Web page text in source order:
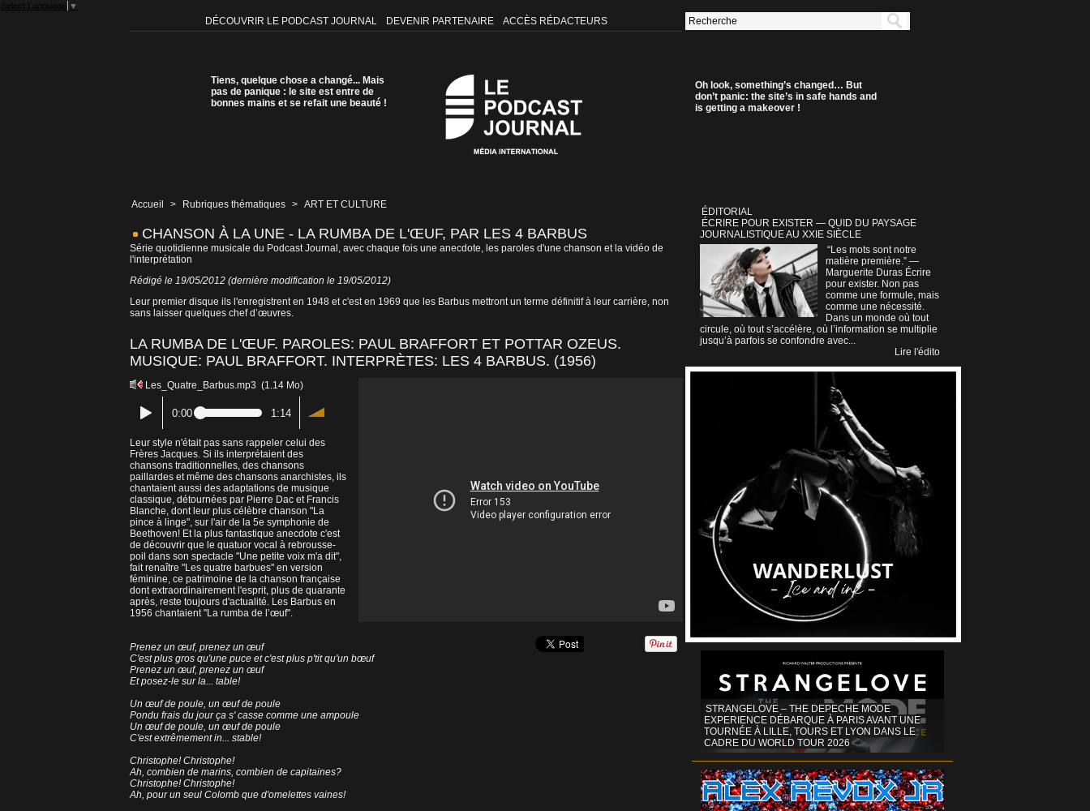
Select Language ▼
DÉCOUVRIR LE PODCAST JOURNAL DEVENIR PARTENAIRE ACCÈS RÉDACTEURS
Tiens, quelque chose a changé... Mais
pas de panique : le site est entre de
bonnes mains et se refait une beauté !
Oh look, something’s changed… But
don’t panic: the site’s in safe hands and
is getting a makeover !
Accueil > Rubriques thématiques > ART ET CULTURE
CHANSON À LA UNE - LA RUMBA DE L'ŒUF, PAR LES 4 BARBUS
Série quotidienne musicale du Podcast Journal, avec chaque fois une anecdote, les paroles d'une chanson et la vidéo de
l'interprétation
Rédigé le 19/05/2012 (dernière modification le 19/05/2012)
Leur premier disque ils l'enregistrent en 1948 et c'est en 1969 que les Barbus mettront un terme définitif à leur carrière, non
sans laisser quelques chef d’œuvres.
LA RUMBA DE L'ŒUF. PAROLES: PAUL BRAFFORT ET POTTAR OZEUS.
MUSIQUE: PAUL BRAFFORT. INTERPRÈTES: LES 4 BARBUS. (1956)
Les_Quatre_Barbus.mp3 (1.14 Mo)
0:00 1:14
Leur style n'était pas sans rappeler celui des
Frères Jacques. Si ils interprétaient des
chansons traditionnelles, des chansons
paillardes et même des chansons anarchistes, ils
chantaient aussi des adaptations de musique
classique, détournées par Pierre Dac et Francis
Blanche, dont leur plus célèbre chanson "La
pince à linge", sur l'air de la 5e symphonie de
Beethoven! Et la plus fantastique anecdote c'est
de découvrir que le quatuor vocal à rebrousse-
poil dans son spectacle "Une petite voix m'a dit",
fait renaître "Les quatre barbues" en version
féminine, ce patrimoine de la chanson française
dont extraordinairement l'esprit, plus de quarante
après, reste toujours d'actualité. Les Barbus en
1956 chantaient "La rumba de l’œuf".
Prenez un œuf, prenez un œuf
C'est plus gros qu'une puce et c'est plus p'tit qu'un bœuf
Prenez un œuf, prenez un œuf
Et posez-le sur la... table!
Un œuf de poule, un œuf de poule
Pondu frais du jour ça s' casse comme une ampoule
Un œuf de poule, un œuf de poule
C'est extrêmement in... stable!
Christophe! Christophe!
Ah, combien de marins, combien de capitaines?
Christophe! Christophe!
Ah, pour un seul Colomb que d'omelettes vaines!
ÉDITORIAL
ÉCRIRE POUR EXISTER — QUID DU PAYSAGE
JOURNALISTIQUE AU XXIE SIÈCLE
“Les mots sont notre
matière première.” —
Marguerite Duras Écrire
pour exister. Non pas
comme une formule, mais
comme une nécessité.
Dans un monde où tout
circule, où tout s’accélère, où l’information se multiplie
jusqu’à parfois se confondre avec...
Lire l'édito
STRANGELOVE – THE DEPECHE MODE
EXPERIENCE DÉBARQUE À PARIS AVANT UNE
TOURNÉE À LILLE, TOURS ET LYON DANS LE
CADRE DU WORLD TOUR 2026